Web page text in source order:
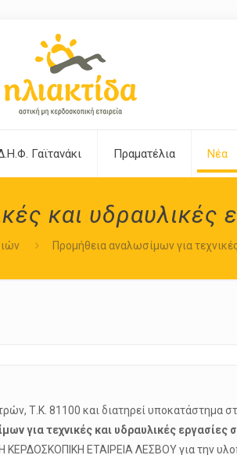
Γαϊτανάκι Πραματέλια Νέα
και υδραυλικές
Προμήθεια αναλωσίμων για
Τ.Κ. 81100 και διατηρεί υποκατάστημα
για τεχνικές και υδραυλικές
ΕΤΑΙΡΕΙΑ ΛΕΣΒΟΥ για την